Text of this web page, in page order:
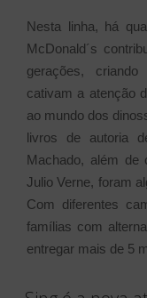
Nesta linha, há
McDonald´s
gerações,
cativam a atenção
ao mundo dos
livros de autoria
Machado, além de
Julio Verne, foram
Com diferentes
famílias com
entregar mais de 5